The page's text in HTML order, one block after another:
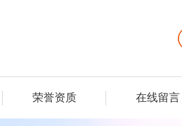
荣誉资质 在线留言